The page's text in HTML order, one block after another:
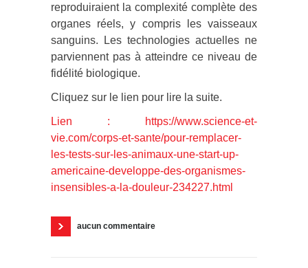
reproduiraient la complexité complète des
organes réels, y compris les vaisseaux
sanguins. Les technologies actuelles ne
parviennent pas à atteindre ce niveau de
fidélité biologique.
Cliquez sur le lien pour lire la suite.
Lien : https://www.science-et-
vie.com/corps-et-sante/pour-remplacer-
les-tests-sur-les-animaux-une-start-up-
americaine-developpe-des-organismes-
insensibles-a-la-douleur-234227.html
aucun commentaire